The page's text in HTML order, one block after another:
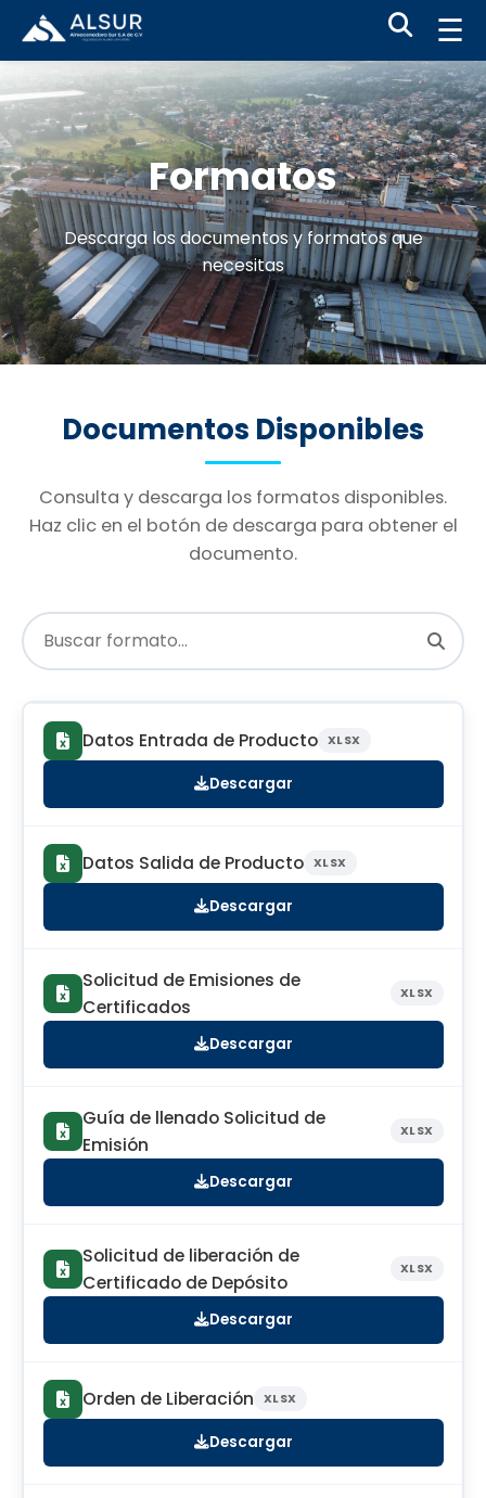
☰
Formatos
Descarga los documentos y formatos que
necesitas
Documentos Disponibles
Consulta y descarga los formatos disponibles.
Haz clic en el botón de descarga para obtener el
documento.
Datos Entrada de Producto XLSX
Descargar
Datos Salida de Producto XLSX
Descargar
Solicitud de Emisiones de
Certificados
XLSX
Descargar
Guía de llenado Solicitud de
Emisión
XLSX
Descargar
Solicitud de liberación de
Certificado de Depósito
XLSX
Descargar
Orden de Liberación XLSX
Descargar